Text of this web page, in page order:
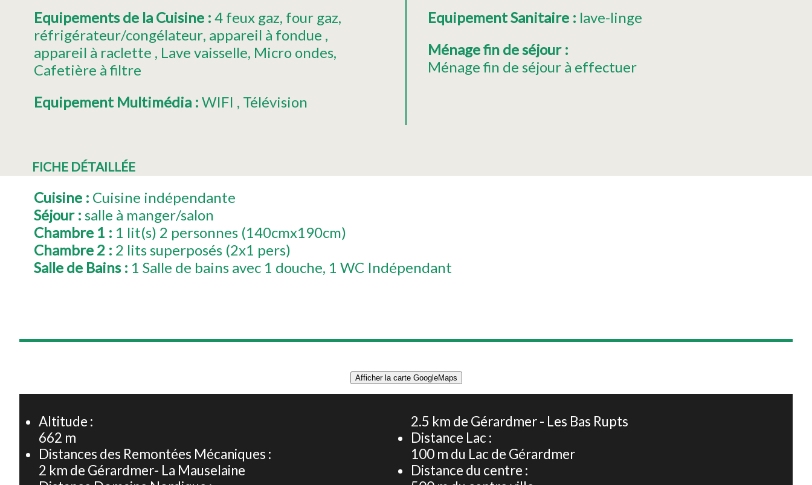
Equipements de la Cuisine : 4 feux gaz four gaz
réfrigérateur/congélateur appareil à fondue
appareil à raclette
Lave vaisselle Micro ondes
Cafetière à filtre
Equipement Multimédia : WIFI Télévision
Equipement Sanitaire : lave-linge
Ménage fin de séjour :
Ménage fin de séjour à effectuer
FICHE DÉTAILLÉE
Cuisine : Cuisine indépendante
Séjour : salle à manger/salon
Chambre 1 : 1 lit(s) 2 personnes (140cmx190cm)
Chambre 2 : 2 lits superposés (2x1 pers)
Salle de Bains : 1 Salle de bains avec 1 douche 1 WC Indépendant
APPARTEMENT 67 m² 4 PERSONNES
Afficher la carte GoogleMaps
Altitude :
662 m
Distances des Remontées Mécaniques :
2 km de Gérardmer- La Mauselaine
2.5 km de Gérardmer - Les Bas Rupts
Distance Lac :
100 m du Lac de Gérardmer
Distance du centre :